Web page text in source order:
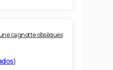
cagnotte obsèques
)